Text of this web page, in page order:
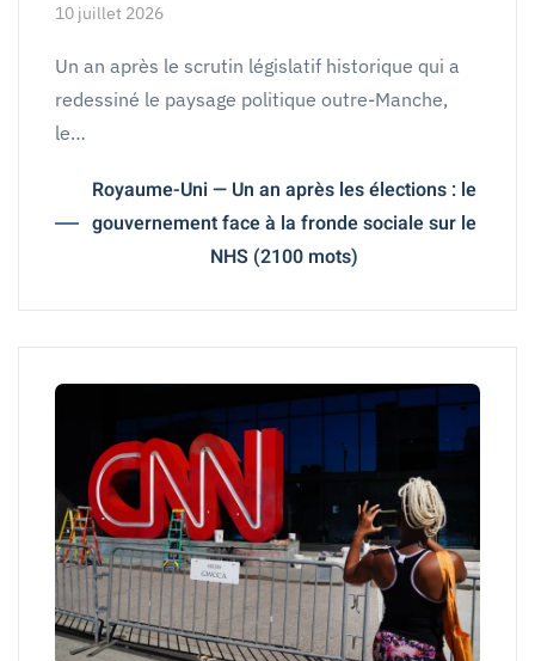
10 juillet 2026
Un an après le scrutin législatif historique qui a
redessiné le paysage politique outre-Manche,
le…
Royaume-Uni — Un an après les élections : le
gouvernement face à la fronde sociale sur le
NHS (2100 mots)